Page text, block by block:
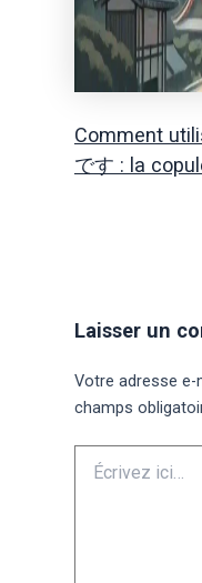
Comment
です : la
Laisser un
Votre adresse e-
champs
ici…